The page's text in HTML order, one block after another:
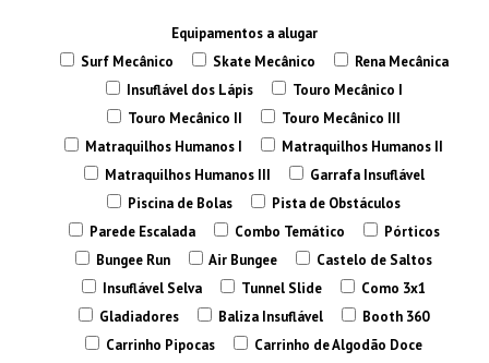
Equipamentos a alugar
Surf Mecânico
Skate Mecânico
Rena Mecânica
Insuflável dos Lápis
Touro Mecânico I
Touro Mecânico II
Touro Mecânico III
Matraquilhos Humanos I
Matraquilhos Humanos II
Matraquilhos Humanos III
Garrafa Insuflável
Piscina de Bolas
Pista de Obstáculos
Parede Escalada
Combo Temático
Pórticos
Bungee Run
Air Bungee
Castelo de Saltos
Insuflável Selva
Tunnel Slide
Como 3x1
Gladiadores
Baliza Insuflável
Booth 360
Carrinho Pipocas
Carrinho de Algodão Doce